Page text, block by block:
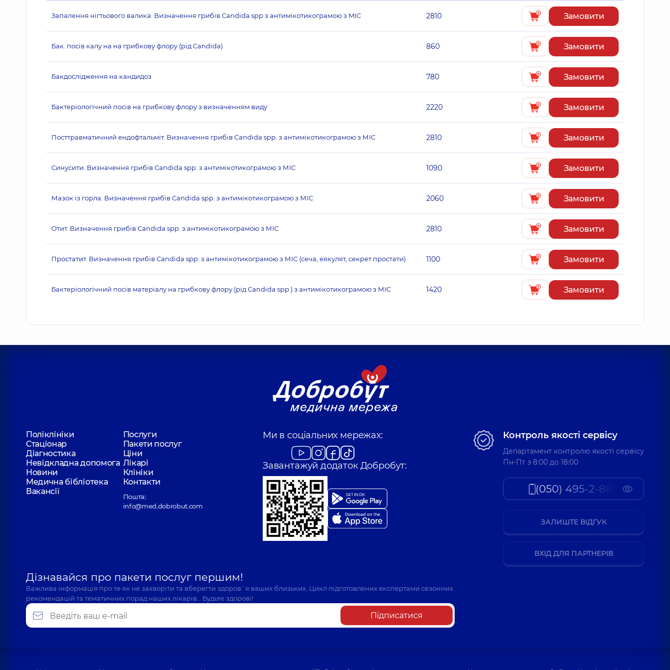
Запалення нігтьового валика. Визначення грибів Candida spp з антимікотикограмою з MIC 2810 Замовити
Бак. посів калу на на грибкову флору (рід Candida) 860 Замовити
Бакдослідження на кандидоз 780 Замовити
Бактеріологічний посів на грибкову флору з визначенням виду 2220 Замовити
Посттравматичний ендофтальміт. Визначення грибів Candida spp. з антимікотикограмою з МІС 2810 Замовити
Синусити. Визначення грибів Candida spp. з антимікотикограмою з МІС 1090 Замовити
Мазок із горла. Визначення грибів Candida spp. з антимікотикограмою з МІС 2060 Замовити
Отит. Визначення грибів Candida spp. з антимікотикограмою з МІС 2810 Замовити
Простатит. Визначення грибів Candida spp. з антимікотикограмою з МІС (сеча, еякулят, секрет простати) 1100 Замовити
Бактеріологічний посів матеріалу на грибкову флору (рід Candida spp.) з антимікотикограмою з МІС 1420 Замовити
Поліклініки
Послуги
Стаціонар
Пакети послуг
Діагностика
Ціни
Невідкладна допомога Лікарі
Новини
Клініки
Медична бібліотека
Контакти
Вакансії
Пошта:
info@med.dobrobut.com
Ми в соціальних мережах:
Завантажуй додаток Добробут:
Дізнавайся про пакети послуг першим!
Важлива інформація про те як не захворіти та вберегти здоров`я ваших близьких. Цикл підготовлених експертами сезонних
рекомендацій та тематичних порад наших лікарів… Будьте здорові!
Підписатися
Контроль якості сервісу
Департамент контролю якості сервісу
Пн-Пт з 8:00 до 18:00
(050) 495-2-888
ЗАЛИШТЕ ВІДГУК
ВХІД ДЛЯ ПАРТНЕРІВ